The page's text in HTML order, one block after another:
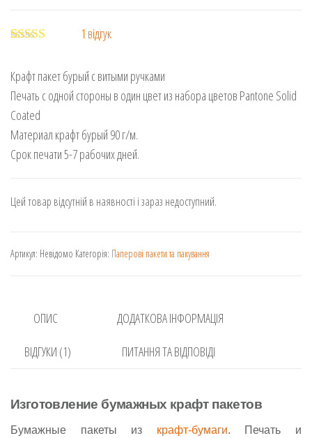
основі
опитування
покупця
1 відгук
Крафт пакет бурый с витыми ручками
Печать с одной стороны в один цвет из набора цветов Pantone Solid
Coated
Материал крафт бурый 90 г/м.
Срок печати 5-7 рабочих дней.
Цей товар відсутній в наявності і зараз недоступний.
Артикул: Невідомо Категорія: Паперові пакети та пакування
ОПИС
ДОДАТКОВА ІНФОРМАЦІЯ
ВІДГУКИ (1)
ПИТАННЯ ТА ВІДПОВІДІ
Изготовление бумажных крафт пакетов
Бумажные пакеты из крафт-бумаги. Печать и